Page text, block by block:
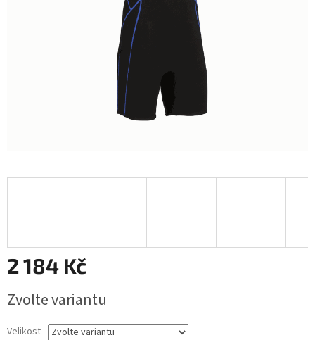
2 184 Kč
cena:
Zvolte variantu
Velikost